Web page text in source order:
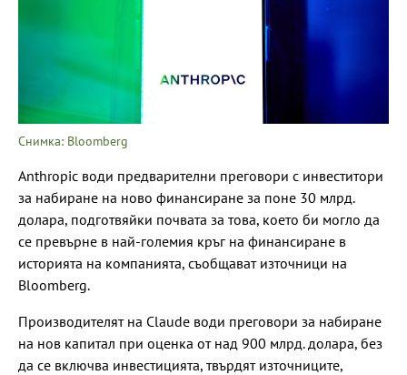
Снимка: Bloomberg
Anthropic води предварителни преговори с инвеститори
за набиране на ново финансиране за поне 30 млрд.
долара, подготвяйки почвата за това, което би могло да
се превърне в най-големия кръг на финансиране в
историята на компанията, съобщават източници на
Bloomberg.
Производителят на Claude води преговори за набиране
на нов капитал при оценка от над 900 млрд. долара, без
да се включва инвестицията, твърдят източниците,